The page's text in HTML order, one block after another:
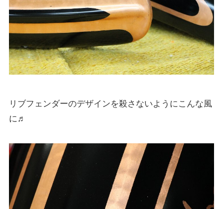
リブフェンダーのデザインを殺さないようにこんな風
に♬